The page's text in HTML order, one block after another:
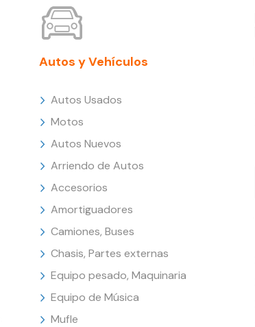
Autos y Vehículos
Autos Usados
Motos
Autos Nuevos
Arriendo de Autos
Accesorios
Amortiguadores
Camiones, Buses
Chasis, Partes externas
Equipo pesado, Maquinaria
Equipo de Música
Mufle